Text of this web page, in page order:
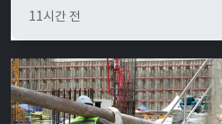
11시간 전